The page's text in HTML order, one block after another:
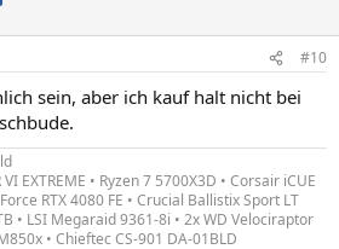
#10
sein, aber ich kauf halt nicht bei
EXTREME • Ryzen 7 5700X3D • Corsair iCUE
RTX 4080 FE • Crucial Ballistix Sport LT
• LSI Megaraid 9361-8i • 2x WD Velociraptor
• Chieftec CS-901 DA-01BLD